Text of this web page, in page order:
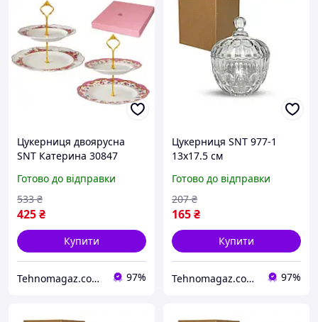
Цукерниця двоярусна
SNT Катерина 30847
Готово до відправки
425₴
533 ₴
Купити
Tehnomagaz.com.ua - це передовий інтернет-магазин, спеціалізуючийся на продажу техніки 97%
Цукерниця SNT 977-1
13х17.5 см
Готово до відправки
165₴
207 ₴
Купити
Tehnomagaz.com.ua - це передовий інтернет-магазин, спеціалізуючийся на продажу техніки 97%